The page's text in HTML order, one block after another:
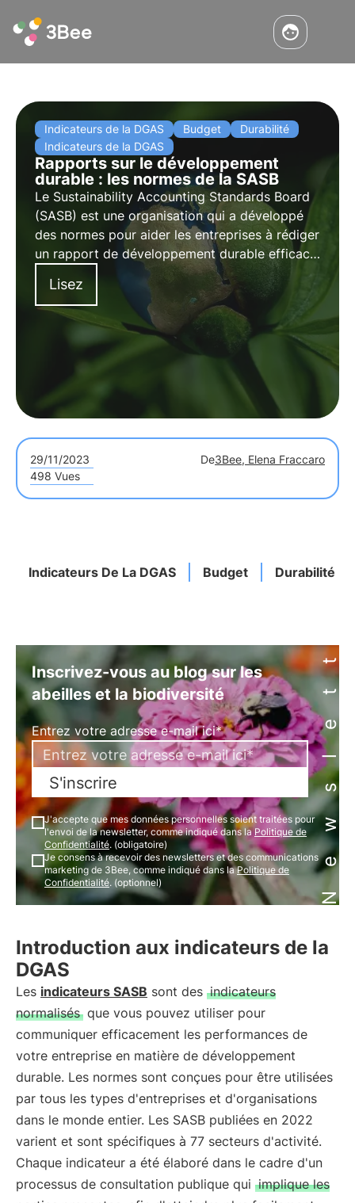
Indicateurs de la DGAS Budget
Durabilité
Indicateurs de la DGAS
Rapports sur le développement
durable : les normes de la SASB
Le Sustainability Accounting Standards Board
(SASB) est une organisation qui a développé
des normes pour aider les entreprises à rédiger
un rapport de développement durable efficace
pour les parties prenantes. Dans cet article,
nous expliquerons l'importance des normes du
SASB et la manière de les utiliser.
Lisez
29/11/2023 De3Bee, Elena Fraccaro
498 Vues
Indicateurs De La DGAS Budget Durabilité
Newsletter
Inscrivez-vous au blog sur les
abeilles et la biodiversité
Entrez votre adresse e-mail ici*
S'inscrire
J'accepte que mes données personnelles soient traitées pour
l'envoi de la newsletter, comme indiqué dans laPolitique de
Confidentialité. (obligatoire)
Je consens à recevoir des newsletters et des communications
marketing de 3Bee, comme indiqué dans laPolitique de
Confidentialité. (optionnel)
Introduction aux indicateurs de la
DGAS
Les indicateurs SASB sont des indicateurs
normalisés que vous pouvez utiliser pour
communiquer efficacement les performances de
votre entreprise en matière de développement
durable. Les normes sont conçues pour être utilisées
par tous les types d'entreprises et d'organisations
dans le monde entier. Les SASB publiées en 2022
varient et sont spécifiques à 77 secteurs d'activité.
Chaque indicateur a été élaboré dans le cadre d'un
processus de consultation publique qui implique les